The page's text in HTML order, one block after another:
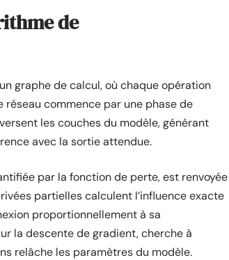
de
graphe de calcul, où chaque opération
commence par une phase de
les couches du modèle, générant
avec la sortie attendue.
par la fonction de perte, est renvoyée
partielles calculent l’influence exacte
proportionnellement à sa
la descente de gradient, cherche à
relâche les paramètres du modèle.